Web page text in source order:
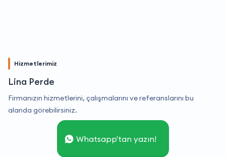
Hizmetlerimiz
Lina Perde
Firmanızın hizmetlerini, çalışmalarını ve referanslarını bu
alanda görebilirsiniz.
Whatsapp'tan yazın!